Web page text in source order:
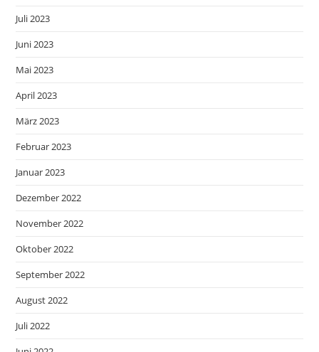
Juli 2023
Juni 2023
Mai 2023
April 2023
März 2023
Februar 2023
Januar 2023
Dezember 2022
November 2022
Oktober 2022
September 2022
August 2022
Juli 2022